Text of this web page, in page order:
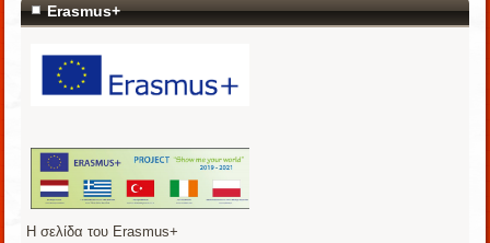
Erasmus+
Η σελίδα του Erasmus+